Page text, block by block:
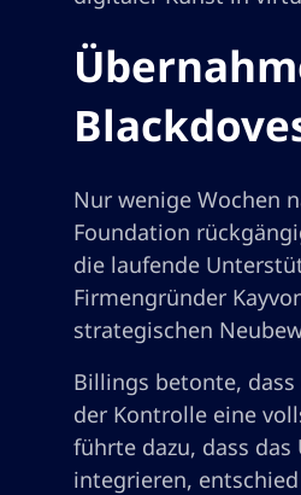
Nur wenige Wochen
Foundation
die laufende
Firmengründer
strategischen
Billings betonte,
der Kontrolle eine
führte dazu, dass
integrieren,